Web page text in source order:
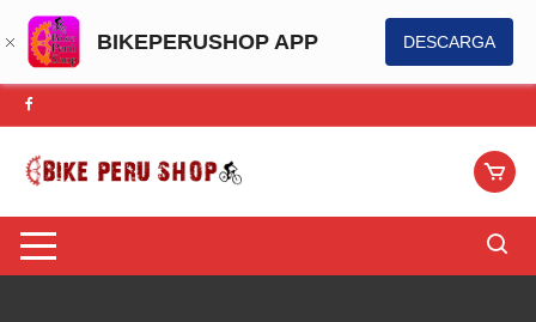
BIKEPERUSHOP APP DESCARGA
Saltar
al
contenido